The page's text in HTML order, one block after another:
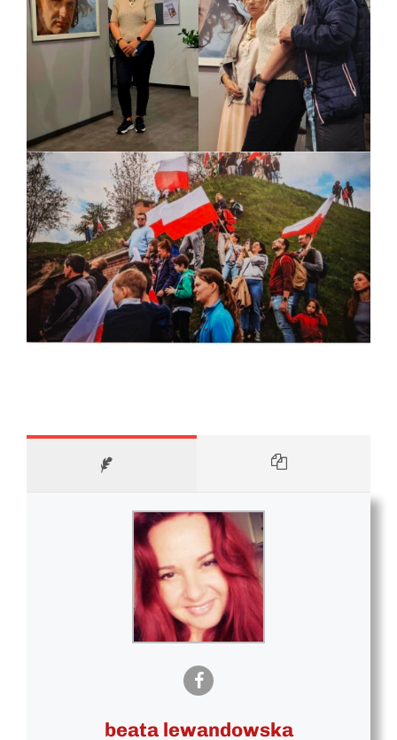
beata lewandowska